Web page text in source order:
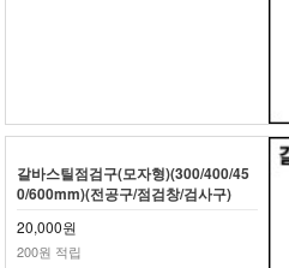
갈바스틸점검구(모자형)(300/400/45
0/600mm)(전공구/점검창/검사구)
20,000원
200원 적립